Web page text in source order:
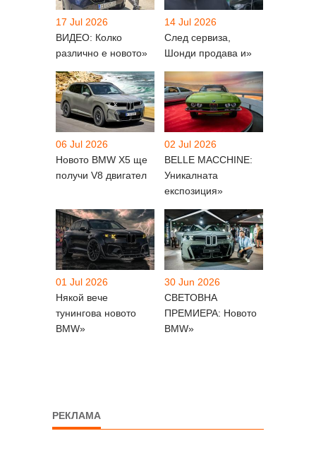
17 Jul 2026
ВИДЕО: Колко
различно е новото»
14 Jul 2026
След сервиза,
Шонди продава и»
06 Jul 2026
Новото BMW X5 ще
получи V8 двигател
02 Jul 2026
BELLE MACCHINE:
Уникалната
експозиция»
01 Jul 2026
Някой вече
тунингова новото
BMW»
30 Jun 2026
СВЕТОВНА
ПРЕМИЕРА: Новото
BMW»
РЕКЛАМА